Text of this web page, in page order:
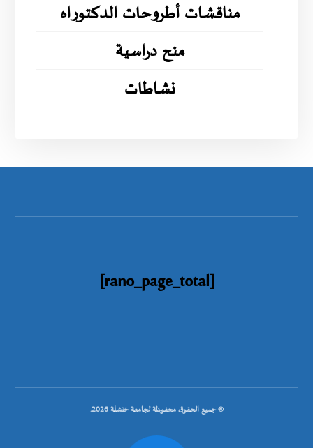
مناقشات أطروحات الدكتوراه
منح دراسية
نشاطات
[rano_page_total]
© جميع الحقوق محفوظة لجامعة خنشلة 2026.